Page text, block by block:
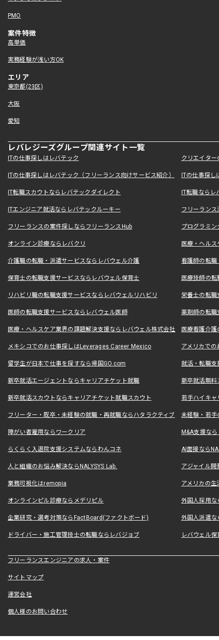
PMO
案件特徴
高単価
実務経験が浅い方OK
エリア
東京都(23区)
大阪
愛知
レバレジーズグループ関連サイト一覧
ITの仕事探しはレバテック クリエイタ
ITの仕事探しはレバテック（フリーランス向けサービス紹介） ITの仕事探
IT転職スカウトならレバテックダイレクト IT転職なら
ITエンジニア就活ならレバテックルーキー フリーラン
フリーランスの案件探しならフリーランスHub プログラミ
オンライン診療ならレバクリ 医療・ヘル
介護職の転職・派遣サービスならレバウェル介護 看護師の転
保育士の転職支援サービスならレバウェル保育士 医療技師の
リハビリ職の転職支援サービスならレバウェルリハビリ 栄養士の転
医師の転職支援サービスならレバウェル医師 薬剤師の転
医療・ヘルスケア業界の課題解決支援ならレバウェル株式会社 医療看護介
メキシコでのお仕事探しはLeverages Career Mexico アメリカで
留学生が日本で仕事を探すなら帰国GO.com 就活・転職
新卒就活エージェントならキャリアチケット就職 新卒就活無料
新卒就活スカウトならキャリアチケット就職スカウト 若手ハイキ
フリーター・既卒・未経験の就職・再就職ならハタラクティブ 未経験・若手
障がい者雇用ならワークリア M&A支援な
らくらく入退院支援システムならわんコネ AI面接なら
人と組織のお悩み解決ならNALYSYS Lab. アジャイル
業務可視化はremopia アメリカの
オンラインピル診療ならメデリピル 外国人採用
企業研究・選考対策ならFactBoard(ファクトボード) 外国人派遣な
ドライバー・施工管理技士の転職ならレバジョブ レバウェル
フリーランスエンジニアの求人・案件
サイトマップ
運営会社
個人様のお問い合わせ